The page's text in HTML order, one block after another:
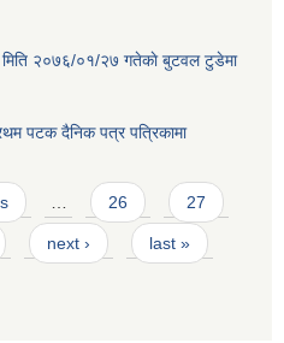
मिति २०७६/०१/२७ गतेकाे बुटवल टुडेमा
पटक दैनिक पत्र पत्रिकामा
… 26 27
next › last »